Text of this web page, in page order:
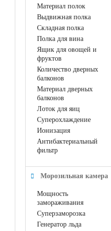
Материал полок
Выдвижная полка
Складная полка
Полка для вина
Ящик для овощей и
фруктов
Количество дверных
балконов
Материал дверных
балконов
Лоток для яиц
Суперохлаждение
Ионизация
Антибактериальный
фильтр
Морозильная камера
Мощность
замораживания
Суперзаморозка
Генератор льда